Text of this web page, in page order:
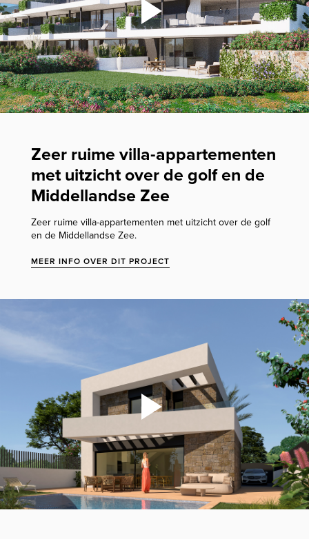
Zeer ruime villa-appartementen
met uitzicht over de golf en de
Middellandse Zee
Zeer ruime villa-appartementen met uitzicht over de golf
en de Middellandse Zee.
MEER INFO OVER DIT PROJECT